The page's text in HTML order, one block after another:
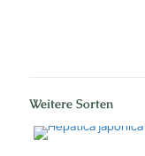
Weitere Sorten